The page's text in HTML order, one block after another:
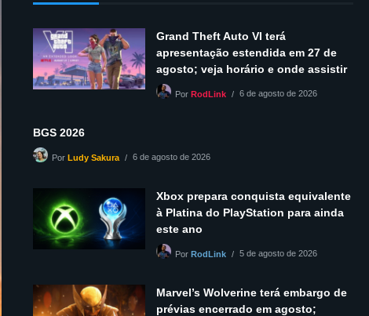
Grand Theft Auto VI terá
apresentação estendida em 27 de
agosto; veja horário e onde assistir
PorRodLink 6 de agosto de 2026
BGS 2026
PorLudy Sakura 6 de agosto de 2026
Xbox prepara conquista equivalente
à Platina do PlayStation para ainda
este ano
PorRodLink 5 de agosto de 2026
Marvel’s Wolverine terá embargo de
prévias encerrado em agosto;